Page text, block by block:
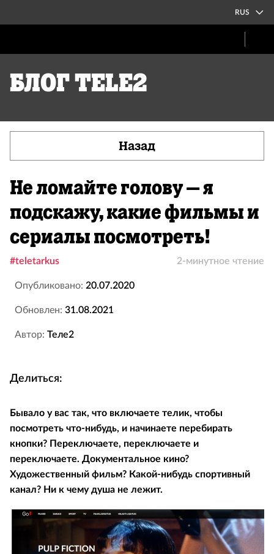
RUS
Блог Tele2
Назад
Не ломайте голову – я
подскажу, какие фильмы и
сериалы посмотреть!
#teletarkus 2-минутное чтение
Опубликовано: 20.07.2020
Обновлен: 31.08.2021
Автор: Теле2
Делиться:
Бывало у вас так, что включаете телик, чтобы
посмотреть что-нибудь, и начинаете перебирать
кнопки? Переключаете, переключаете и
переключаете. Документальное кино?
Художественный фильм? Какой-нибудь спортивный
канал? Ни к чему душа не лежит.